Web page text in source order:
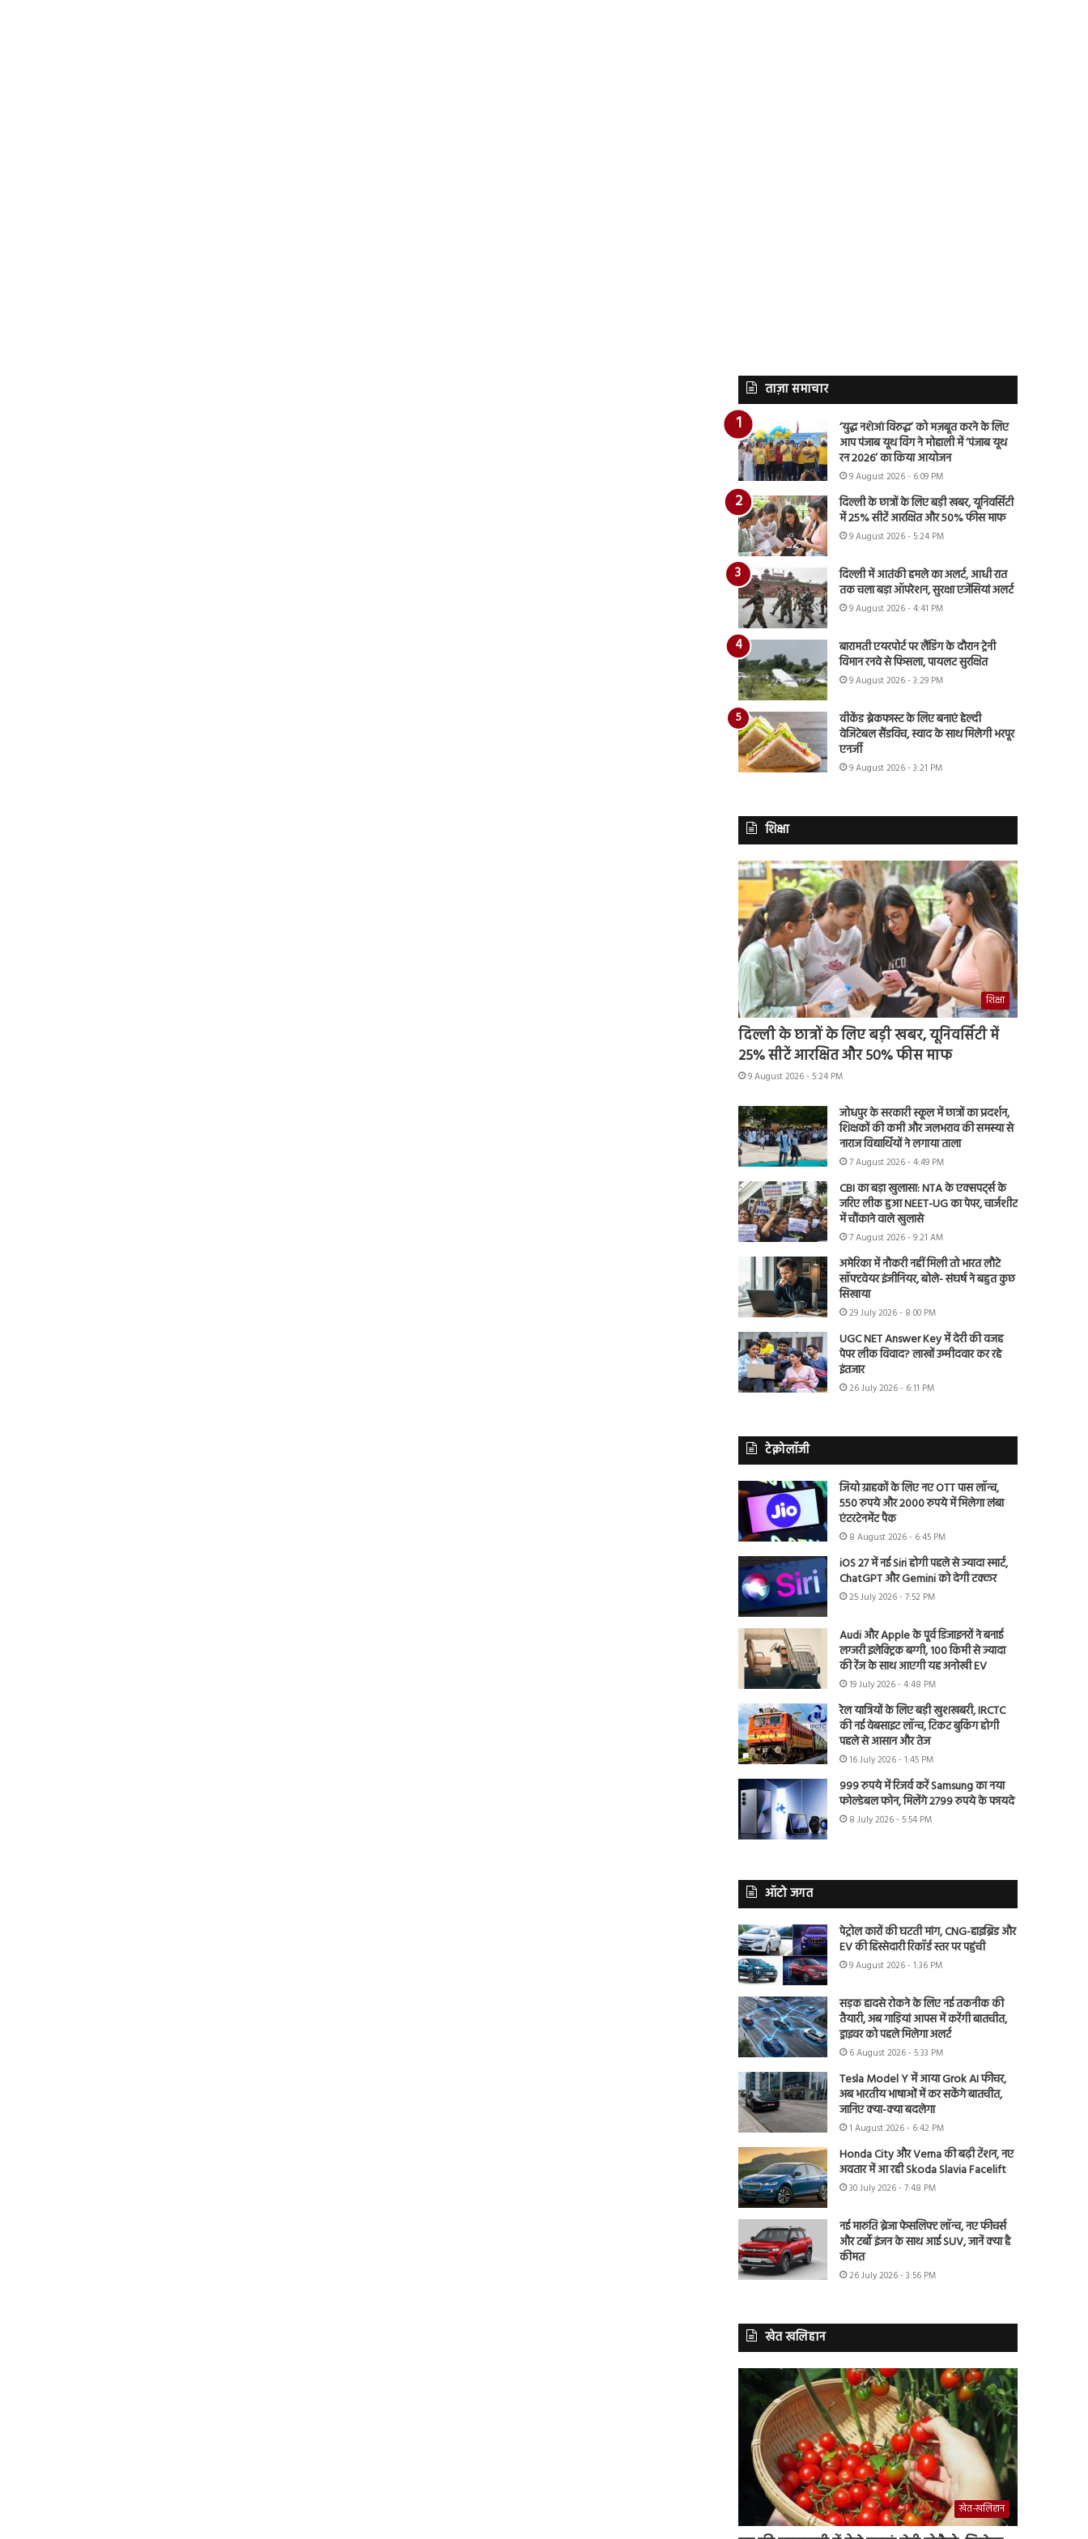
ताज़ा समाचार
‘युद्ध नशेआं विरुद्ध’ को मज़बूत करने के लिए
आप पंजाब यूथ विंग ने मोहाली में ‘पंजाब यूथ
रन 2026’ का किया आयोजन
9 August 2026 - 6:09 PM
दिल्ली के छात्रों के लिए बड़ी खबर, यूनिवर्सिटी
में 25% सीटें आरक्षित और 50% फीस माफ
9 August 2026 - 5:24 PM
दिल्ली में आतंकी हमले का अलर्ट, आधी रात
तक चला बड़ा ऑपरेशन, सुरक्षा एजेंसियां अलर्ट
9 August 2026 - 4:41 PM
बारामती एयरपोर्ट पर लैंडिंग के दौरान ट्रेनी
विमान रनवे से फिसला, पायलट सुरक्षित
9 August 2026 - 3:29 PM
वीकेंड ब्रेकफास्ट के लिए बनाएं हेल्दी
वेजिटेबल सैंडविच, स्वाद के साथ मिलेगी भरपूर
एनर्जी
9 August 2026 - 3:21 PM
शिक्षा
शिक्षा
दिल्ली के छात्रों के लिए बड़ी खबर, यूनिवर्सिटी में
25% सीटें आरक्षित और 50% फीस माफ
9 August 2026 - 5:24 PM
जोधपुर के सरकारी स्कूल में छात्रों का प्रदर्शन,
शिक्षकों की कमी और जलभराव की समस्या से
नाराज विद्यार्थियों ने लगाया ताला
7 August 2026 - 4:49 PM
CBI का बड़ा खुलासा: NTA के एक्सपर्ट्स के
जरिए लीक हुआ NEET-UG का पेपर, चार्जशीट
में चौंकाने वाले खुलासे
7 August 2026 - 9:21 AM
अमेरिका में नौकरी नहीं मिली तो भारत लौटे
सॉफ्टवेयर इंजीनियर, बोले- संघर्ष ने बहुत कुछ
सिखाया
29 July 2026 - 8:00 PM
UGC NET Answer Key में देरी की वजह
पेपर लीक विवाद? लाखों उम्मीदवार कर रहे
इंतजार
26 July 2026 - 6:11 PM
टेक्नोलॉजी
जियो ग्राहकों के लिए नए OTT पास लॉन्च,
550 रुपये और 2000 रुपये में मिलेगा लंबा
एंटरटेनमेंट पैक
8 August 2026 - 6:45 PM
iOS 27 में नई Siri होगी पहले से ज्यादा स्मार्ट,
ChatGPT और Gemini को देगी टक्कर
25 July 2026 - 7:52 PM
Audi और Apple के पूर्व डिजाइनरों ने बनाई
लग्जरी इलेक्ट्रिक बग्गी, 100 किमी से ज्यादा
की रेंज के साथ आएगी यह अनोखी EV
19 July 2026 - 4:48 PM
रेल यात्रियों के लिए बड़ी खुशखबरी, IRCTC
की नई वेबसाइट लॉन्च, टिकट बुकिंग होगी
पहले से आसान और तेज
16 July 2026 - 1:45 PM
999 रुपये में रिजर्व करें Samsung का नया
फोल्डेबल फोन, मिलेंगे 2799 रुपये के फायदे
8 July 2026 - 5:54 PM
ऑटो जगत
पेट्रोल कारों की घटती मांग, CNG-हाइब्रिड और
EV की हिस्सेदारी रिकॉर्ड स्तर पर पहुंची
9 August 2026 - 1:36 PM
सड़क हादसे रोकने के लिए नई तकनीक की
तैयारी, अब गाड़ियां आपस में करेंगी बातचीत,
ड्राइवर को पहले मिलेगा अलर्ट
6 August 2026 - 5:33 PM
Tesla Model Y में आया Grok AI फीचर,
अब भारतीय भाषाओं में कर सकेंगे बातचीत,
जानिए क्या-क्या बदलेगा
1 August 2026 - 6:42 PM
Honda City और Verna की बढ़ी टेंशन, नए
अवतार में आ रही Skoda Slavia Facelift
30 July 2026 - 7:48 PM
नई मारुति ब्रेजा फेसलिफ्ट लॉन्च, नए फीचर्स
और टर्बो इंजन के साथ आई SUV, जानें क्या है
कीमत
26 July 2026 - 3:56 PM
खेत खलिहान
खेत-खलिहान